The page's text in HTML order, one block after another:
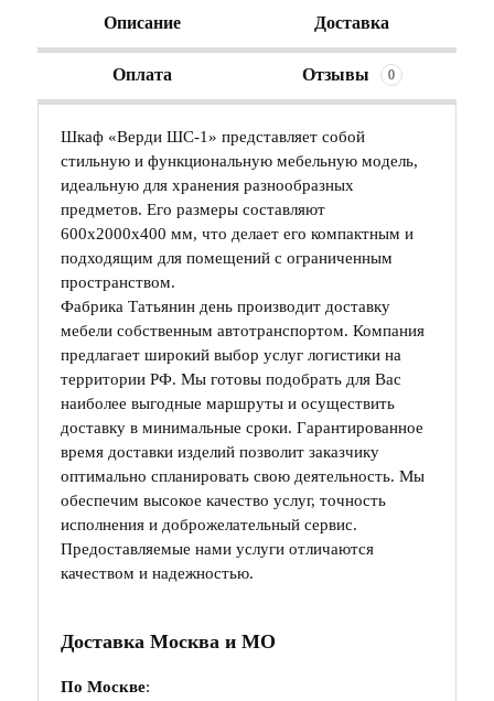
Описание Доставка
Оплата Отзывы 0
Шкаф «Верди ШС-1» представляет собой
стильную и функциональную мебельную модель,
идеальную для хранения разнообразных
предметов. Его размеры составляют
600х2000х400 мм, что делает его компактным и
подходящим для помещений с ограниченным
пространством.
Фабрика Татьянин день производит доставку
мебели собственным автотранспортом. Компания
предлагает широкий выбор услуг логистики на
территории РФ. Мы готовы подобрать для Вас
наиболее выгодные маршруты и осуществить
доставку в минимальные сроки. Гарантированное
время доставки изделий позволит заказчику
оптимально спланировать свою деятельность. Мы
обеспечим высокое качество услуг, точность
исполнения и доброжелательный сервис.
Предоставляемые нами услуги отличаются
качеством и надежностью.
Доставка Москва и МО
По Москве: